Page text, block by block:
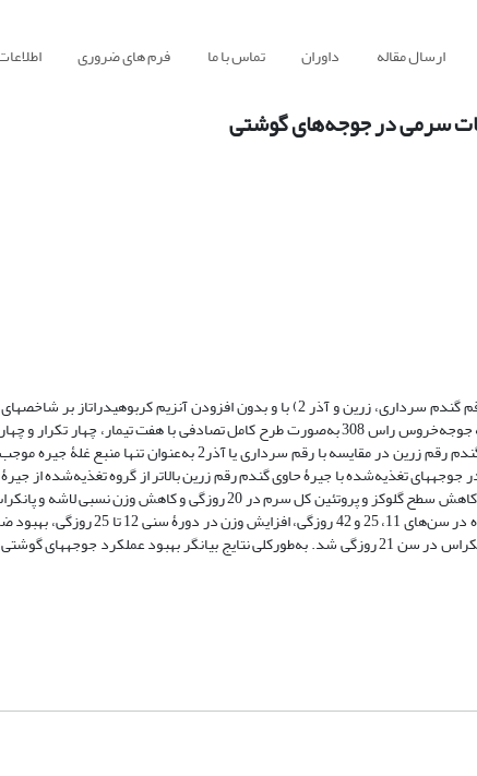
ارسال مقاله داوران تماس با ما فرم های ضروری
سرمی در جوجه‌های گوشتی
این آزمایش به‌منظور بررسی و ارزیابی تأثیر منبع غلۀ جیره (ذرت یا سه رقم گندم سرداری، زرین و آذر 2) با و بدون
اندام­های گوارشی و صفات سرمی جوجه­های گوشتی با استفاده از 392 قطعه جوجه‌خروس راس 308 به‌صورت طرح کامل تصادفی با هفت
تکرار در دورۀ سنی 1 تا 49 روزگی انجام شد. نتایج نشان داد، استفاده از گندم رقم زرین در مقایسه با
بود. تغذیه از جیرۀ دارای گندم سرداری در مقایسه با زرین یا آذر 2 موجب کاهش سطح گلوکز و پروتئین کل سرم
21 و 41 روزگی شد. افزودن مکمل آنزیمی به جیره­ موجب افزایش وزن
دوره­های سنی 12 تا 25 و 43 تا 49 روزگی و کاهش وزن نسبی سنگدان و پانکراس در سن 21 روزگی شد. به‌طورکلی نتایج بیانگر